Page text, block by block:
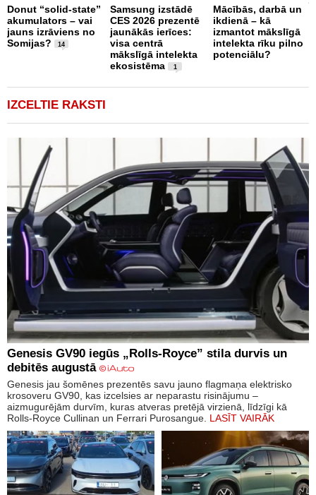
Donut “solid-state”
akumulators – vai
jauns izrāviens no
Somijas?
14
Samsung izstādē
CES 2026 prezentē
jaunākās ierīces:
visa centrā
mākslīgā intelekta
ekosistēma
1
Mācībās, darbā un
ikdienā – kā
izmantot mākslīgā
intelekta rīku pilno
potenciālu?
IZCELTIE RAKSTI
Genesis GV90 iegūs „Rolls-Royce” stila durvis un
debitēs augustā
Genesis jau šomēnes prezentēs savu jauno flagmaņa elektrisko
krosoveru GV90, kas izcelsies ar neparastu risinājumu –
aizmugurējām durvīm, kuras atveras pretējā virzienā, līdzīgi kā
Rolls-Royce Cullinan un Ferrari Purosangue. LASĪT VAIRĀK